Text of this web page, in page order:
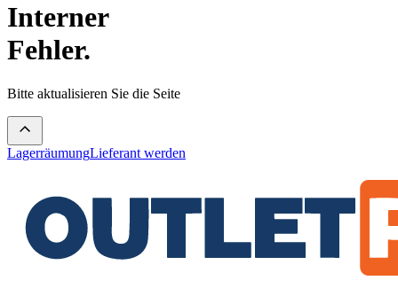
Interner
Fehler.
Bitte aktualisieren Sie die Seite
LagerräumungLieferant werden